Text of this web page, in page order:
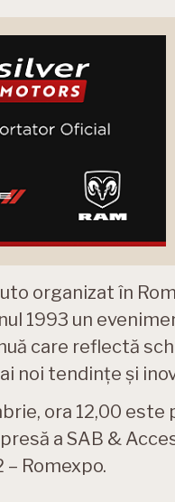
organizat în
1993 un
care reflectă
noi tendințe și
ora 12,00
a SAB &
– Romexpo.